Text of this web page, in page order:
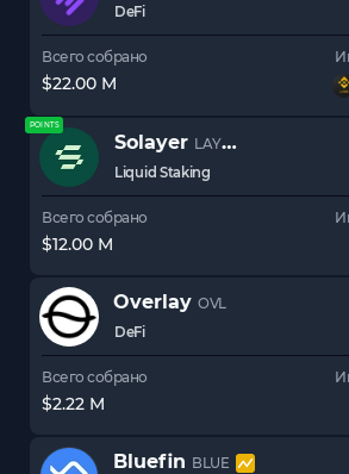
DeFi
Всего собрано
$22.00 M
POINTS
Solayer LAYER
Liquid Staking
Всего собрано
$12.00 M
Overlay OVL
DeFi
Всего собрано
$2.22 M
Bluefin BLUE